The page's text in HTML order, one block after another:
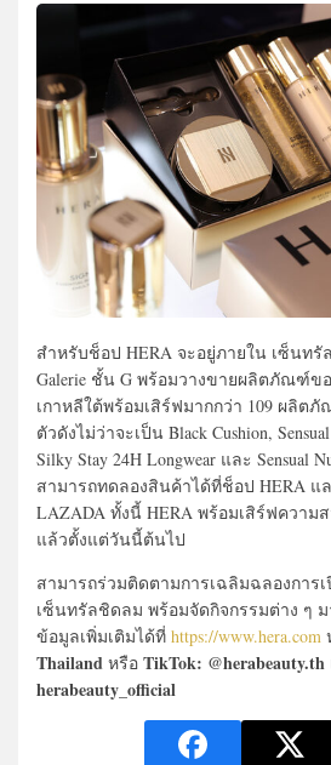
สำหรับช็อป HERA จะอยู่ภายใน เซ็นทรั
Galerie ชั้น G พร้อมวางขายผลิตภัณฑ์ข
เกาหลีใต้พร้อมเสิร์ฟมากกว่า 109 ผลิ
ตัวดังไม่ว่าจะเป็น Black Cushion,
Silky Stay 24H Longwear และ Sensual
สามารถทดลองสินค้าได้ที่ช็อป HERA แ
LAZADA ทั้งนี้ HERA พร้อมเสิร์ฟควา
แล้วตั้งแต่วันนี้ต้นไป
สามารถร่วมติดตามการเฉลิมฉลองการ
เซ็นทรัลชิดลม พร้อมจัดกิจกรรมต่าง ๆ
ข้อมูลเพิ่มเติมได้ที่ https://www.hera.com
Thailand หรือ TikTok: @herabeauty.th
herabeauty_official